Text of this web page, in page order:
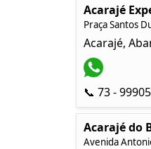
Acarajé
Praça Santos
Acarajé,
📞 73 -
Acarajé do
Avenida